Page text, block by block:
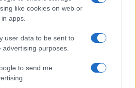
like cookies on web or
apps.
user data to be sent to
purposes.
to send me
breves forestales en los
agua en fuentes de la
(48
y bajadas en ghiaia